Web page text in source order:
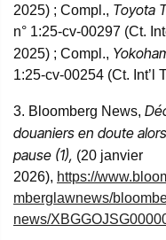
2025) ; Compl., Toyota
n° 1:25-cv-00297 (Ct.
2025) ; Compl.,
1:25-cv-00254 (Ct. Int’l
3. Bloomberg News,
douaniers en doute
pause (1), (20 janvier
2026), https://
mberglawnews/
news/